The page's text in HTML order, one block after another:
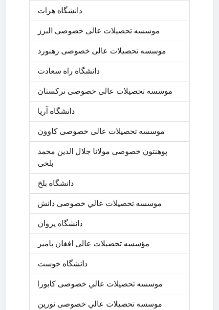
دانشگاه هرات
موسسه تحصیلات عالی خصوصی البرز
موسسه تحصیلات عالی خصوصی رهنورد
دانشگاه راه سعادت
موسسه تحصیلات عالی خصوصی ترکستان
دانشگاه آریا
موسسه تحصیلات عالی خصوصی کاوون
پوهنتون خصوصی مولانا جلال الدین محمد
بلخی
دانشگاه بلخ
موسسه تحصيلات عالي خصوصی دانش
دانشگاه پروان
مؤسسه تحصیلات عالی افغان پامیر
دانشگاه خوست
موسسه تحصيلات عالي خصوصی کابورا
موسسه تحصيلات عالي خصوصی نورین